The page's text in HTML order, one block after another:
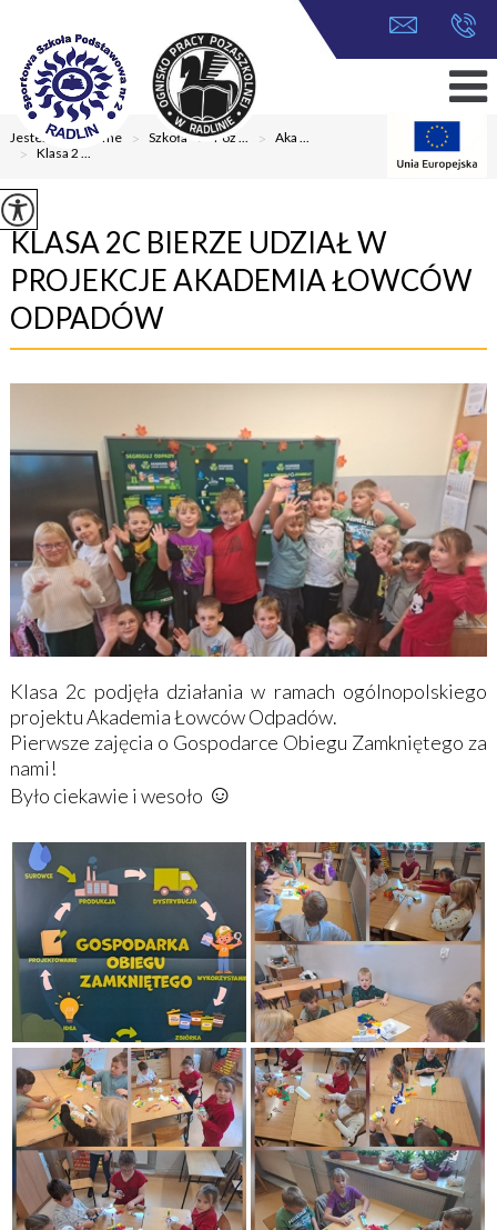
Jesteś tutaj:Home > Szkoła > Poz ... > Aka ...
> Klasa 2 ...
KLASA 2C BIERZE UDZIAŁ W
PROJEKCJE AKADEMIA ŁOWCÓW
ODPADÓW
Klasa 2c podjęła działania w ramach ogólnopolskiego
projektu Akademia Łowców Odpadów.
Pierwsze zajęcia o Gospodarce Obiegu Zamkniętego za
nami!
Było ciekawie i wesoło ☺